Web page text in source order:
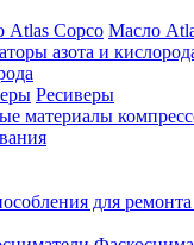
Масло
Ресиверы
материалы
для ремонта